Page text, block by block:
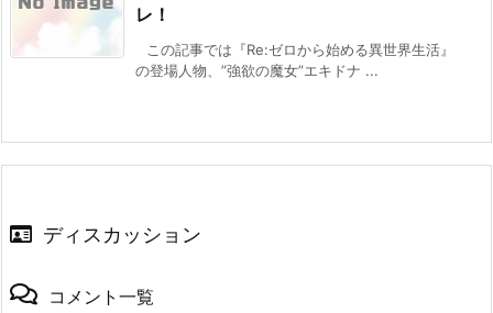
レ！
この記事では『Re:ゼロから始める異世界生活』
の登場人物、”強欲の魔女”エキドナ ...
ディスカッション
コメント一覧